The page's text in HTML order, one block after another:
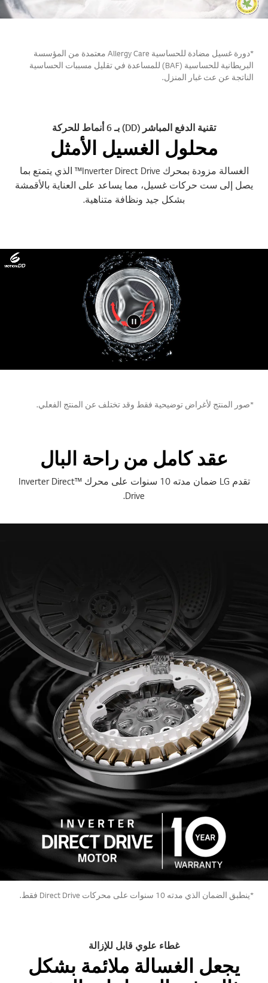
*دورة غسيل مضادة للحساسية Allergy Care معتمدة من المؤسسة
البريطانية للحساسية (BAF) للمساعدة في تقليل مسببات الحساسية
الناتجة عن عث غبار المنزل.
تقنية الدفع المباشر (DD) بـ 6 أنماط للحركة
محلول الغسيل الأمثل
الغسالة مزودة بمحرك Inverter Direct Drive™ الذي يتمتع بما
يصل إلى ست حركات غسيل، مما يساعد على العناية بالأقمشة
بشكل جيد ونظافة متناهية.
*صور المنتج لأغراض توضيحية فقط وقد تختلف عن المنتج الفعلي.
عقد كامل من راحة البال
تقدم LG ضمان مدته 10 سنوات على محرك ™Inverter Direct
Drive.
*ينطبق الضمان الذي مدته 10 سنوات على محركات Direct Drive فقط.
غطاء علوي قابل للإزالة
يجعل الغسالة ملائمة بشكل